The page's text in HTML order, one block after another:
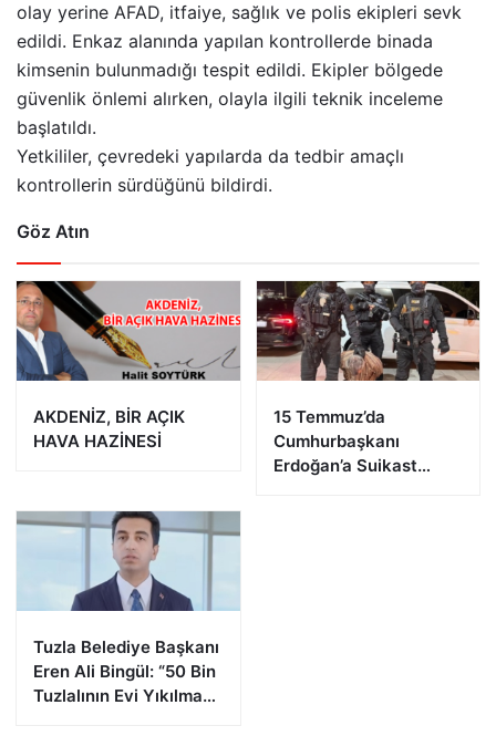
olay yerine AFAD, itfaiye, sağlık ve polis ekipleri sevk
edildi. Enkaz alanında yapılan kontrollerde binada
kimsenin bulunmadığı tespit edildi. Ekipler bölgede
güvenlik önlemi alırken, olayla ilgili teknik inceleme
başlatıldı.
Yetkililer, çevredeki yapılarda da tedbir amaçlı
kontrollerin sürdüğünü bildirdi.
Göz Atın
AKDENİZ, BİR AÇIK
HAVA HAZİNESİ
15 Temmuz’da
Cumhurbaşkanı
Erdoğan’a Suikast
Tuzla Belediye Başkanı
Eren Ali Bingül: “50 Bin
Tuzlalının Evi Yıkılma